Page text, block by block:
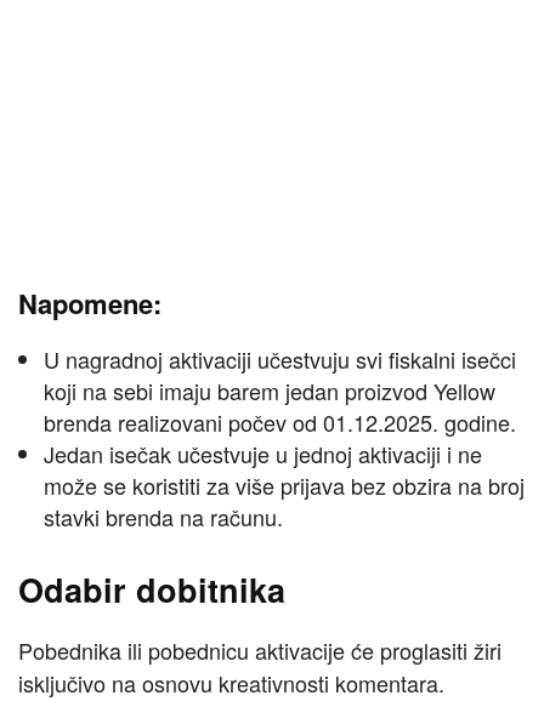
Napomene:
U nagradnoj aktivaciji učestvuju svi fiskalni isečci
koji na sebi imaju barem jedan proizvod Yellow
brenda realizovani počev od 01.12.2025. godine.
Jedan isečak učestvuje u jednoj aktivaciji i ne
može se koristiti za više prijava bez obzira na broj
stavki brenda na računu.
Odabir dobitnika
Pobednika ili pobednicu aktivacije će proglasiti žiri
isključivo na osnovu kreativnosti komentara.